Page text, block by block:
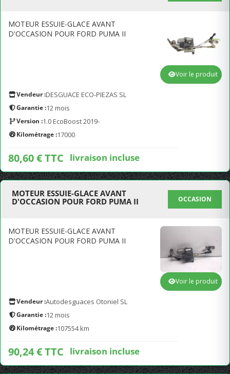
MOTEUR ESSUIE-GLACE AVANT
D'OCCASION POUR FORD PUMA II
Vendeur :DESGUACE ECO-PIEZAS SL
Garantie :12 mois
Version :1.0 EcoBoost 2019-
Kilométrage :17000
80,60 € TTC livraison incluse
Voir le produit
MOTEUR ESSUIE-GLACE AVANT
D'OCCASION POUR FORD PUMA II
OCCASION
MOTEUR ESSUIE-GLACE AVANT
D'OCCASION POUR FORD PUMA II
Vendeur :Autodesguaces Otoniel SL
Garantie :12 mois
Kilométrage :107554 km
90,24 € TTC livraison incluse
Voir le produit